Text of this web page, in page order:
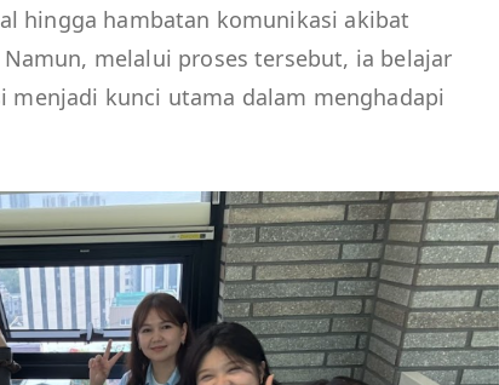
hingga hambatan komunikasi akibat
melalui proses tersebut, ia belajar
menjadi kunci utama dalam menghadapi